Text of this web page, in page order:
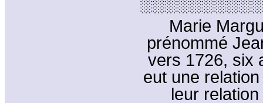
Marie
prénommé
vers 1726, six
eut une
leur